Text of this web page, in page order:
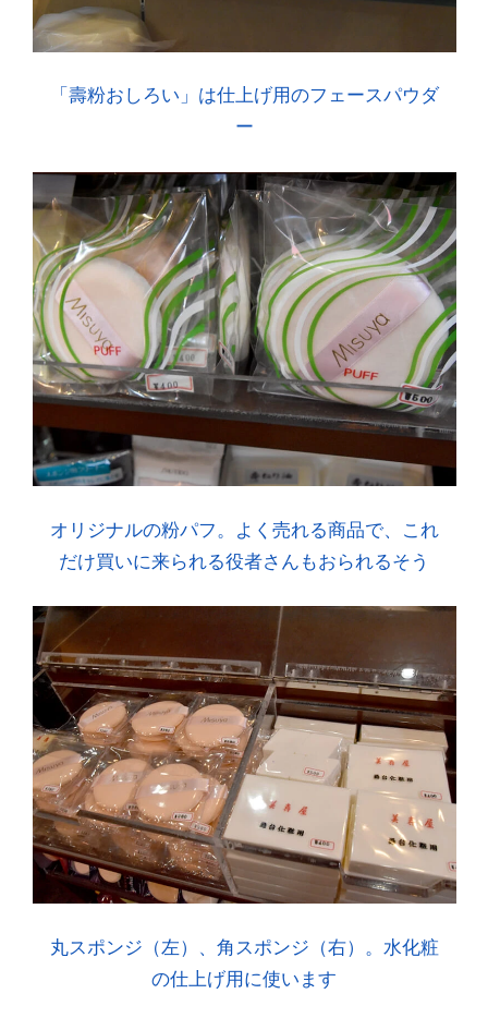
「壽粉おしろい」は仕上げ用のフェースパウダ
ー
オリジナルの粉パフ。よく売れる商品で、これ
だけ買いに来られる役者さんもおられるそう
丸スポンジ（左）、角スポンジ（右）。水化粧
の仕上げ用に使います